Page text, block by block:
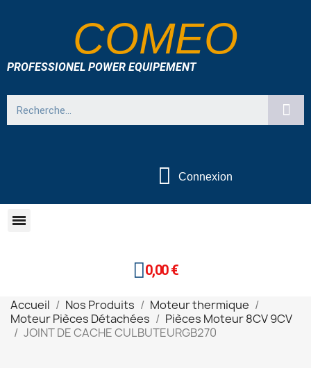
COMEO
PROFESSIONEL POWER EQUIPEMENT
Connexion
0,00 €
Accueil Nos Produits
Moteur thermique
Moteur Pièces Détachées
Pièces Moteur 8CV 9CV
JOINT DE CACHE CULBUTEURGB270